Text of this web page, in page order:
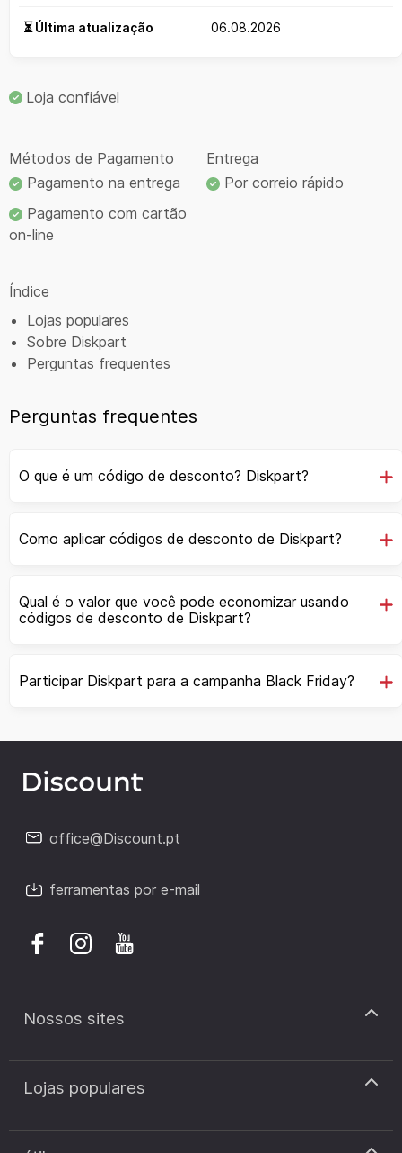
⏳ Última atualização 06.08.2026
Loja confiável
Métodos de Pagamento
Pagamento na entrega
Pagamento com cartão
on-line
Entrega
Por correio rápido
Índice
Lojas populares
Sobre Diskpart
Perguntas frequentes
Perguntas frequentes
O que é um código de desconto? Diskpart?
Como aplicar códigos de desconto de Diskpart?
Qual é o valor que você pode economizar usando
códigos de desconto de Diskpart?
Participar Diskpart para a campanha Black Friday?
office@Discount.pt
ferramentas por e-mail
Nossos sites
discount.pt
discount.sk
Lojas populares
Cupão de desconto Zooplus